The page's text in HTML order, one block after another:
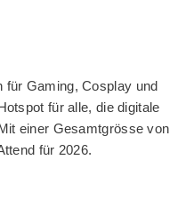
für Gaming, Cosplay und
für alle, die digitale
einer Gesamtgrösse von
für 2026.